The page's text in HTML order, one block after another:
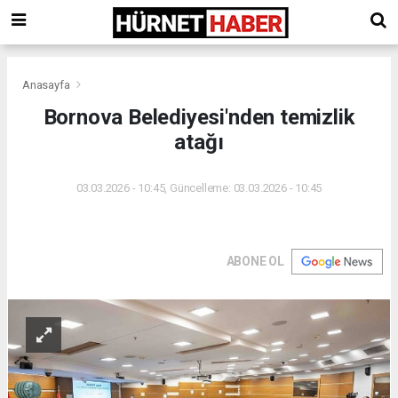
Anasayfa
Bornova Belediyesi'nden temizlik
atağı
03.03.2026 - 10:45, Güncelleme: 03.03.2026 - 10:45
ABONE OL